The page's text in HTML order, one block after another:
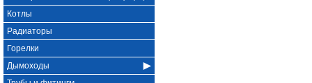
Котлы
Радиаторы
Горелки
Дымоходы